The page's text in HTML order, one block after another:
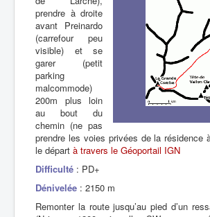
prendre à droite
avant Preinardo
(carrefour peu
visible) et se
garer (petit
parking
malcommode)
200m plus loin
au bout du
chemin (ne pas
prendre les voies privées de la résidence
le départ à travers le Géoportail IGN
Difficulté : PD+
Dénivelée : 2150 m
Remonter la route jusqu’au pied d’un